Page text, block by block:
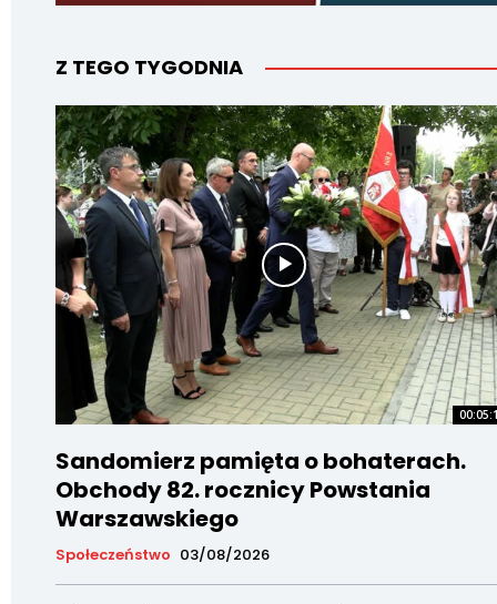
Z TEGO TYGODNIA
Sandomierz pamięta o bohaterach.
Obchody 82. rocznicy Powstania
Warszawskiego
Społeczeństwo 03/08/2026